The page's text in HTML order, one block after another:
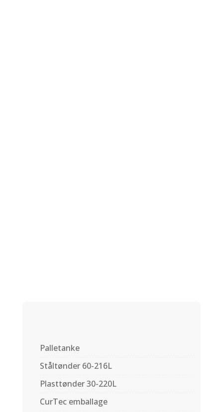
Palletanke
Ståltønder 60-216L
Plasttønder 30-220L
CurTec emballage